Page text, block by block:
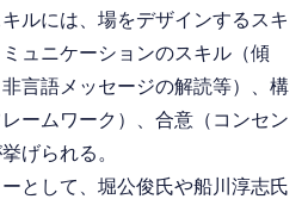
ルには、場をデザインするスキ
ュニケーションのスキル（傾
言語メッセージの解読等）、構
ームワーク）、合意（コンセン
げられる。
として、堀公俊氏や船川淳志氏